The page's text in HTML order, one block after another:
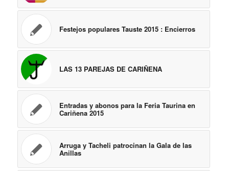
Festejos populares Tauste 2015 : Encierros
LAS 13 PAREJAS DE CARIÑENA
Entradas y abonos para la Feria Taurina en
Cariñena 2015
Arruga y Tacheli patrocinan la Gala de las
Anillas